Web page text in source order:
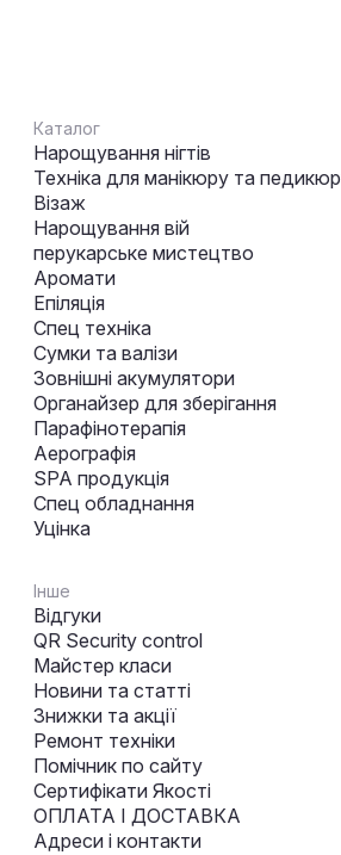
Каталог
Нарощування нігтів
Техніка для манікюру та
Візаж
Нарощування вій
перукарське мистецтво
Аромати
Епіляція
Спец техніка
Сумки та валізи
Зовнішні акумулятори
Органайзер для зберігання
Парафінотерапія
Аерографія
SPA продукція
Спец обладнання
Уцінка
Інше
Відгуки
QR Security control
Майстер класи
Новини та статті
Знижки та акції
Ремонт техніки
Помічник по сайту
Сертифікати Якості
ОПЛАТА І ДОСТАВКА
Адреси і контакти